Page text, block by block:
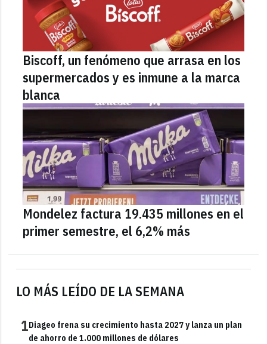
LO MÁS LEÍDO DE LA SEMANA
1Diageo frena su crecimiento hasta 2027 y lanza un plan
de ahorro de 1.000 millones de dólares
Biscoff, un fenómeno que arrasa en los
supermercados y es inmune a la marca
blanca
Mondelez factura 19.435 millones en el
primer semestre, el 6,2% más